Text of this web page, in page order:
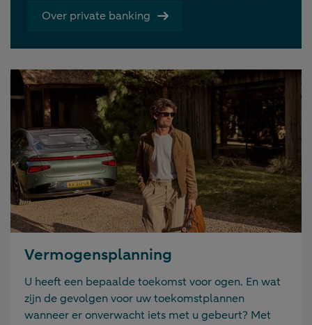
Over private banking
Vermogensplanning
U heeft een bepaalde toekomst voor ogen. En wat
zijn de gevolgen voor uw toekomstplannen
wanneer er onverwacht iets met u gebeurt? Met